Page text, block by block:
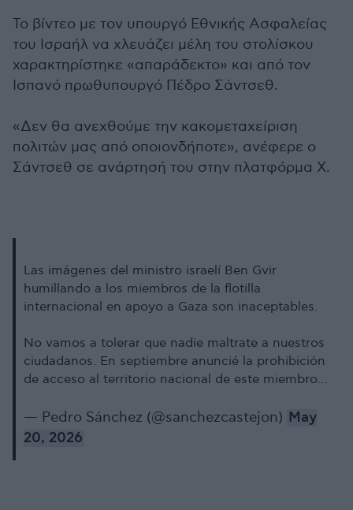
Το βίντεο με τον υπουργό Εθνικής Ασφαλείας
του Ισραήλ να χλευάζει μέλη του στολίσκου
χαρακτηρίστηκε «απαράδεκτο» και από τον
Ισπανό πρωθυπουργό Πέδρο Σάντσεθ.
«Δεν θα ανεχθούμε την κακομεταχείριση
πολιτών μας από οποιονδήποτε», ανέφερε ο
Σάντσεθ σε ανάρτησή του στην πλατφόρμα Χ.
Las imágenes del ministro israelí Ben Gvir
humillando a los miembros de la flotilla
internacional en apoyo a Gaza son inaceptables.
No vamos a tolerar que nadie maltrate a nuestros
ciudadanos. En septiembre anuncié la prohibición
de acceso al territorio nacional de este miembro…
— Pedro Sánchez (@sanchezcastejon) May
20, 2026